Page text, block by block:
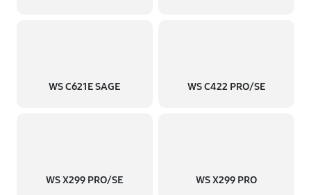
WS C621E SAGE WS C422 PRO/SE
WS X299 PRO/SE WS X299 PRO